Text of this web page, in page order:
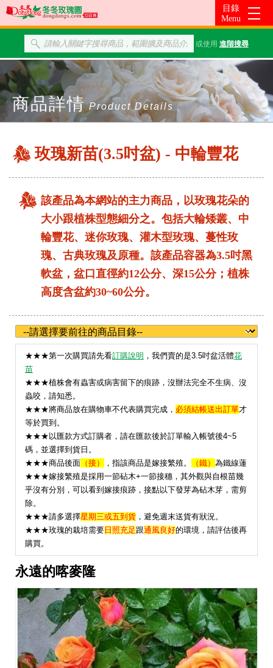
或使用 進階搜尋
商品詳情 Product Details
玫瑰新苗(3.5吋盆) - 中輪豐花
該產品為本網站的主力商品，以玫瑰花朵的
大小跟植株型態細分之。包括大輪矮叢、中
輪豐花、迷你玫瑰、灌木型玫瑰、蔓性玫
瑰、古典玫瑰及原種。該產品容器為3.5吋黑
軟盆，盆口直徑約12公分、深15公分；植株
高度含盆約30~60公分。
★★★第一次購買請先看訂購說明 ，我們賣的是3.5吋盆活體花
苗
★★★植株會有蟲害或病害留下的痕跡，沒辦法完全不生病、沒
蟲咬，請知悉。
★★★將商品放在購物車不代表購買完成， 必須結帳送出訂單才
等於買到。
★★★以匯款方式訂購者，請在匯款後於訂單輸入帳號後4~5
碼，並選擇到貨日。
★★★商品後面 （接） ，指該商品是嫁接繁殖。 （鐵） 為鐵線蓮
★★★嫁接繁殖是採用一節砧木+一節接穗，其外觀與自根苗幾
乎沒有分別，可以看到嫁接痕跡，接點以下發芽為砧木芽，需剪
除。
★★★請多選擇星期三或五到貨 ，避免週末送貨有狀況。
★★★玫瑰的栽培需要日照充足 跟通風良好的環境，請評估後再
購買。
永遠的喀麥隆